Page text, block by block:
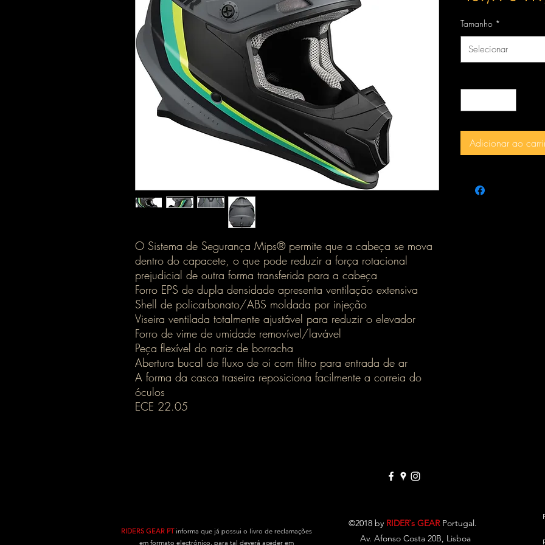
O Sistema de Segurança Mips® permite que a cabeça se mova
dentro do capacete, o que pode reduzir a força rotacional
prejudicial de outra forma transferida para a cabeça
Forro EPS de dupla densidade apresenta ventilação extensiva
Shell de policarbonato/ABS moldada por injeção
Viseira ventilada totalmente ajustável para reduzir o elevador
Forro de vime de umidade removível/lavável
Peça flexível do nariz de borracha
Abertura bucal de fluxo de oi com filtro para entrada de ar
A forma da casca traseira reposiciona facilmente a correia do
óculos
ECE 22.05
Tamanho *
Selecionar
Adicionar ao
©2018 by RIDER`s GEAR Portugal.
Av. Afonso Costa 20B, Lisboa
RIDERS GEAR PTinforma que já possui o livro de reclamações
em formato electrónico, para tal deverá aceder em